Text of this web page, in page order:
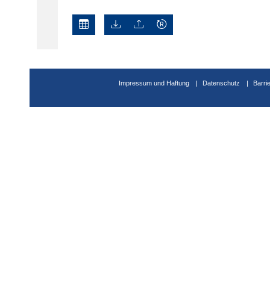
Impressum und Haftung Datenschutz